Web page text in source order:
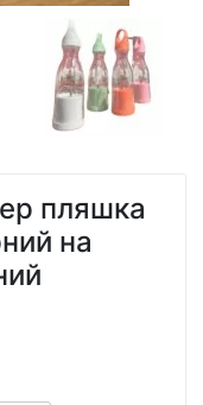
пляшка
на